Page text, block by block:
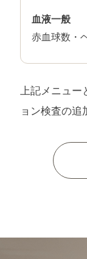
血液一般
赤血球数・
上記メニュ
ョン検査の追